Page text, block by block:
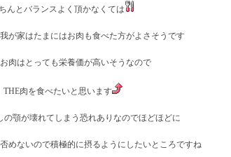
んとバランスよく頂かなくては
が家はたまにはお肉も食べた方がよさそうです
肉はとっても栄養価が高いそうなので
THE肉を食べたいと思います
の顎が壊れてしまう恐れありなのでほどほどに
めないので積極的に摂るようにしたいところですね